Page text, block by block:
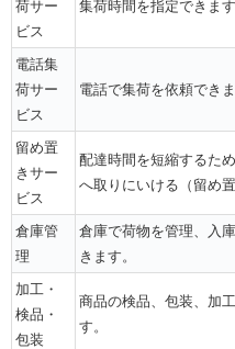
荷サー
ビス
集荷時間を指定できます
電話集
荷サー
ビス
電話で集荷を依頼できま
留め置
きサー
ビス
配達時間を短縮するた
へ取りにいける（留め
倉庫管
理
倉庫で荷物を管理、入
きます。
加工・
検品・
包装
商品の検品、包装、加
す。